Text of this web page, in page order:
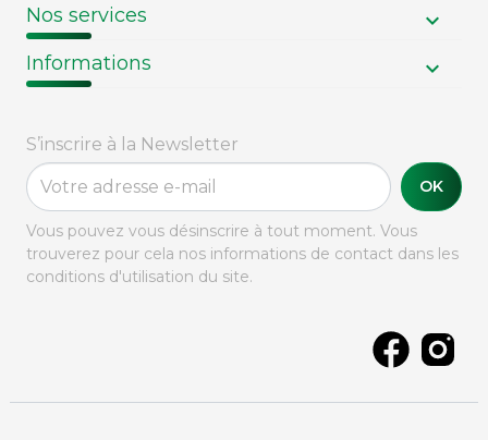
Nos services
Informations
S’inscrire à la Newsletter
OK
Vous pouvez vous désinscrire à tout moment. Vous
trouverez pour cela nos informations de contact dans les
conditions d'utilisation du site.